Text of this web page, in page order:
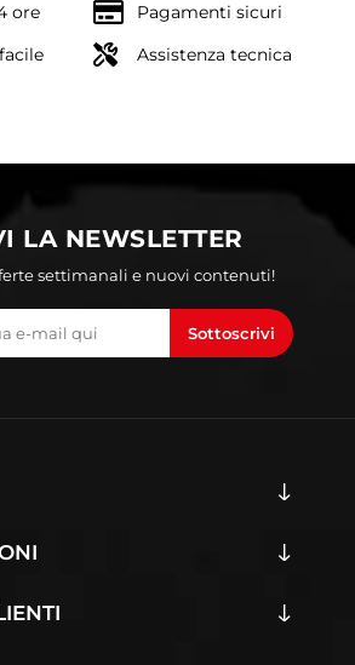
ore
Pagamenti sicuri
Assistenza tecnica
LA NEWSLETTER
settimanali e nuovi contenuti!
Sottoscrivi